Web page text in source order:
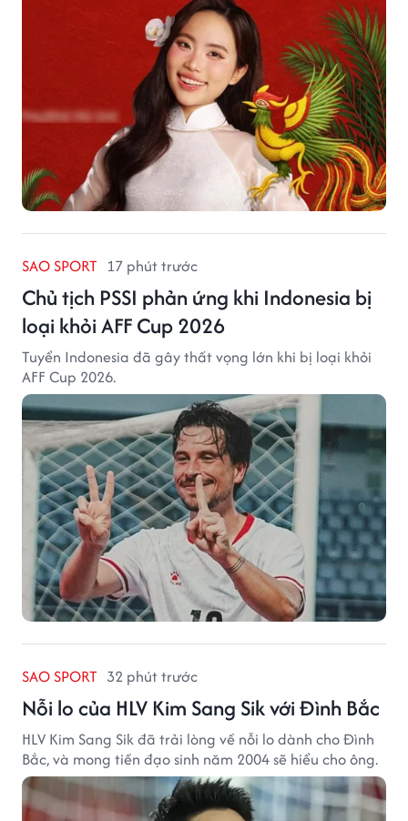
SAO SPORT 17 phút trước
Chủ tịch PSSI phản ứng khi Indonesia bị
loại khỏi AFF Cup 2026
Tuyển Indonesia đã gây thất vọng lớn khi bị loại khỏi
AFF Cup 2026.
SAO SPORT 32 phút trước
Nỗi lo của HLV Kim Sang Sik với Đình Bắc
HLV Kim Sang Sik đã trải lòng về nỗi lo dành cho Đình
Bắc, và mong tiền đạo sinh năm 2004 sẽ hiểu cho ông.